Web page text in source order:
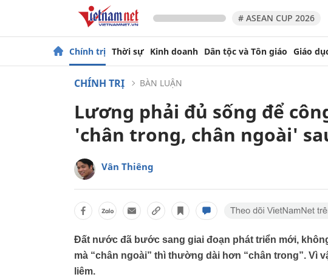
# ASEAN CUP 2026
Chính trị Thời sự Kinh doanh Dân tộc và Tôn giáo Giáo
CHÍNH TRỊ BÀN LUẬN
Lương phải đủ sống để
'chân trong, chân ngoài'
Vân Thiêng
Đất nước đã bước sang giai đoạn phát triển mới,
mà “chân ngoài” thì thường dài hơn “chân trong”. Vì
liêm.